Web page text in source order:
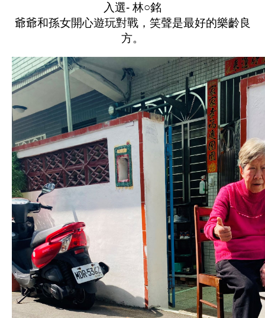
入選- 林○銘
爺爺和孫女開心遊玩對戰，笑聲是最好的樂齡良
方。